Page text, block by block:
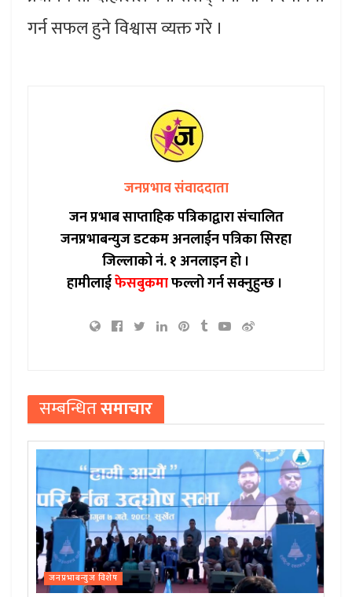
गर्न सफल हुने विश्वास व्यक्त गरे ।
जनप्रभाव संवाददाता
जन प्रभाब साप्ताहिक पत्रिकाद्वारा संचालित
जनप्रभाबन्युज डटकम अनलाईन पत्रिका सिरहा
जिल्लाको नं. १ अनलाइन हो ।
हामीलाईफेसबुकमाफल्लो गर्न सक्नुहुन्छ ।
सम्बन्धितसमाचार
जनप्रभाबन्युज विशेष